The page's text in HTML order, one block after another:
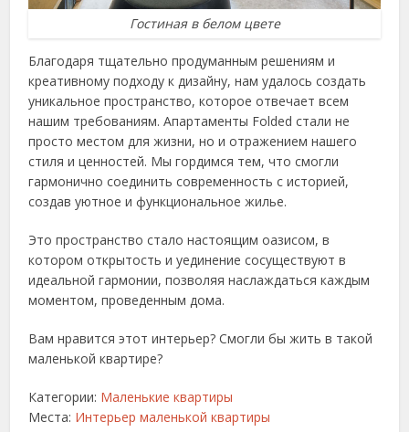
Гостиная в белом цвете
Благодаря тщательно продуманным решениям и
креативному подходу к дизайну, нам удалось создать
уникальное пространство, которое отвечает всем
нашим требованиям. Апартаменты Folded стали не
просто местом для жизни, но и отражением нашего
стиля и ценностей. Мы гордимся тем, что смогли
гармонично соединить современность с историей,
создав уютное и функциональное жилье.
Это пространство стало настоящим оазисом, в
котором открытость и уединение сосуществуют в
идеальной гармонии, позволяя наслаждаться каждым
моментом, проведенным дома.
Вам нравится этот интерьер? Смогли бы жить в такой
маленькой квартире?
Категории: Маленькие квартиры
Места: Интерьер маленькой квартиры